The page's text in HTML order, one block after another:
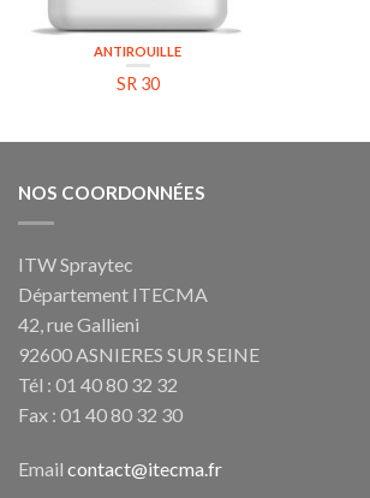
ANTIROUILLE
SR 30
NOS COORDONNÉES
ITW Spraytec
Département ITECMA
42, rue Gallieni
92600 ASNIERES SUR SEINE
Tél : 01 40 80 32 32
Fax : 01 40 80 32 30
Email contact@itecma.fr